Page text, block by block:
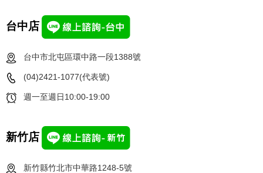
台中店
台中市北屯區環中路一段1388號
(04)2421-1077(代表號)
週一至週日10:00-19:00
新竹店
新竹縣竹北市中華路1248-5號